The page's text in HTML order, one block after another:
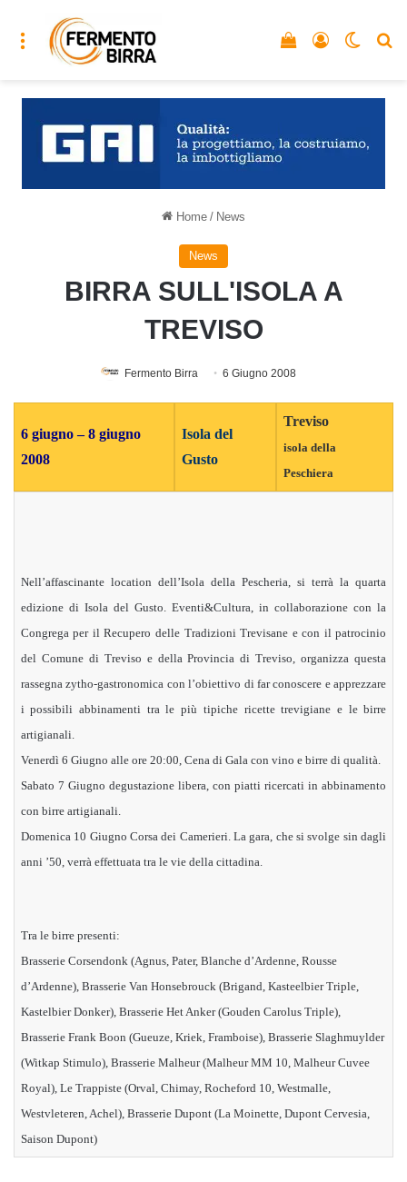
Menu Accedi
Vedi il carrello
Home / News
News
BIRRA SULL'ISOLA A
TREVISO
Fermento Birra 6 Giugno 2008
6 giugno – 8 giugno
2008
Isola del
Gusto
Treviso
isola della
Peschiera
Nell’affascinante location dell’Isola della Pescheria, si terrà la quarta
edizione di Isola del Gusto. Eventi&Cultura, in collaborazione con la
Congrega per il Recupero delle Tradizioni Trevisane e con il patrocinio
del Comune di Treviso e della Provincia di Treviso, organizza questa
rassegna zytho-gastronomica con l’obiettivo di far conoscere e apprezzare
i possibili abbinamenti tra le più tipiche ricette trevigiane e le birre
artigianali.
Venerdì 6 Giugno alle ore 20:00, Cena di Gala con vino e birre di qualità.
Sabato 7 Giugno degustazione libera, con piatti ricercati in abbinamento
con birre artigianali.
Domenica 10 Giugno Corsa dei Camerieri. La gara, che si svolge sin dagli
anni ’50, verrà effettuata tra le vie della cittadina.
Tra le birre presenti:
Brasserie Corsendonk (Agnus, Pater, Blanche d’Ardenne, Rousse
d’Ardenne), Brasserie Van Honsebrouck (Brigand, Kasteelbier Triple,
Kastelbier Donker), Brasserie Het Anker (Gouden Carolus Triple),
Brasserie Frank Boon (Gueuze, Kriek, Framboise), Brasserie Slaghmuylder
(Witkap Stimulo), Brasserie Malheur (Malheur MM 10, Malheur Cuvee
Royal), Le Trappiste (Orval, Chimay, Rocheford 10, Westmalle,
Westvleteren, Achel), Brasserie Dupont (La Moinette, Dupont Cervesia,
Saison Dupont)